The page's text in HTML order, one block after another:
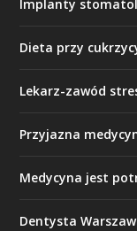
Implanty
Dieta przy
Lekarz-zawód
Przyjazna
Medycyna jest
Dentysta